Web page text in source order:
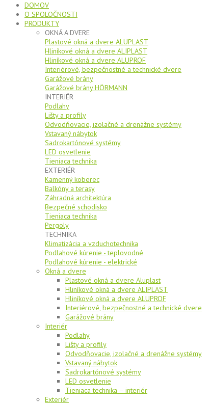
DOMOV
O SPOLOČNOSTI
PRODUKTY
OKNÁ A DVERE
Plastové okná a dvere ALUPLAST
Hliníkové okná a dvere ALIPLAST
Hliníkové okná a dvere ALUPROF
Interiérové, bezpečnostné a technické dvere
Garážové brány
Garážové brány HÖRMANN
INTERIÉR
Podlahy
Lišty a profily
Odvodňovacie, izolačné a drenážne systémy
Vstavaný nábytok
Sadrokartónové systémy
LED osvetlenie
Tieniaca technika
EXTERIÉR
Kamenný koberec
Balkóny a terasy
Záhradná architektúra
Bezpečné schodisko
Tieniaca technika
Pergoly
TECHNIKA
Klimatizácia a vzduchotechnika
Podlahové kúrenie - teplovodné
Podlahové kúrenie - elektrické
Okná a dvere
Plastové okná a dvere Aluplast
Hliníkové okná a dvere ALIPLAST
Hliníkové okná a dvere ALUPROF
Interiérové, bezpečnostné a technické dvere
Garážové brány
Interiér
Podlahy
Lišty a profily
Odvodňovacie, izolačné a drenážne systémy
Vstavaný nábytok
Sadrokartónové systémy
LED osvetlenie
Tieniaca technika – interiér
Exteriér